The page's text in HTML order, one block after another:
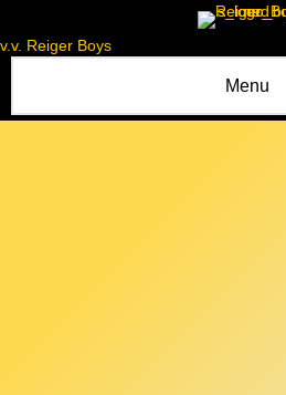
v.v. Reiger Boys
Menu